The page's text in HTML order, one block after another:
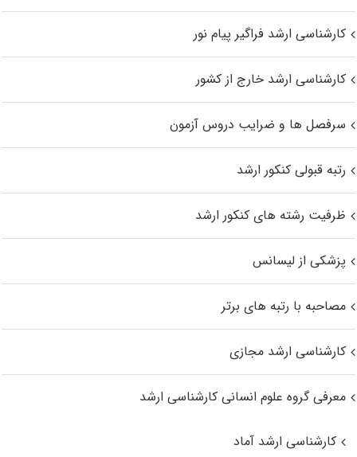
کارشناسی ارشد فراگیر پیام نور
کارشناسی ارشد خارج از کشور
سرفصل ها و ضرایب دروس آزمون
رتبه قبولی کنکور ارشد
ظرفیت رشته های کنکور ارشد
پزشکی از لیسانس
مصاحبه با رتبه های برتر
کارشناسی ارشد مجازی
معرفی گروه علوم انسانی کارشناسی ارشد
کارشناسی ارشد آماد